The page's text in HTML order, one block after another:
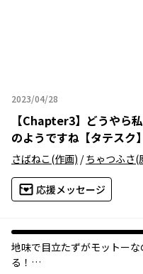
2023/04/28
2023年04月28日
【Chapter3】 どうやら
のようですね【タテスク】
さばねこ(作画) /ちゃつふさ(
応援メッセージ
地味で目立たずがモットー
る！